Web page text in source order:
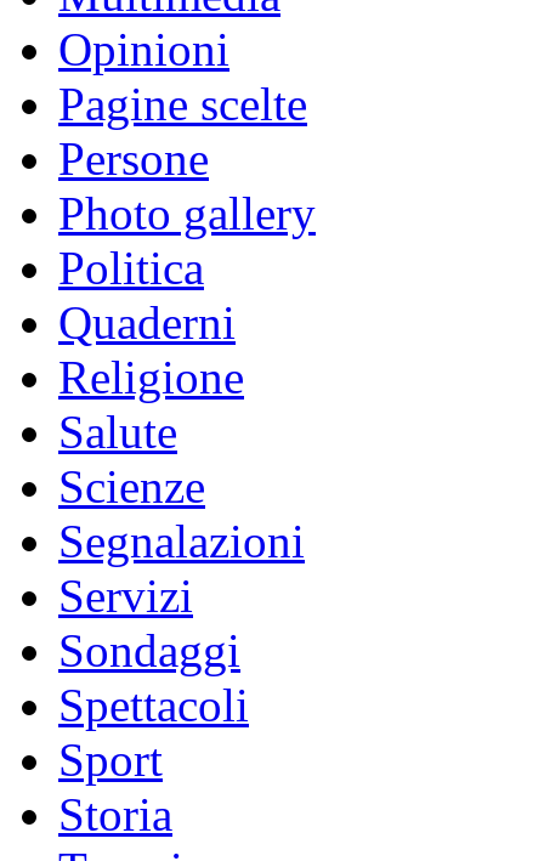
Opinioni
Pagine scelte
Persone
Photo gallery
Politica
Quaderni
Religione
Salute
Scienze
Segnalazioni
Servizi
Sondaggi
Spettacoli
Sport
Storia